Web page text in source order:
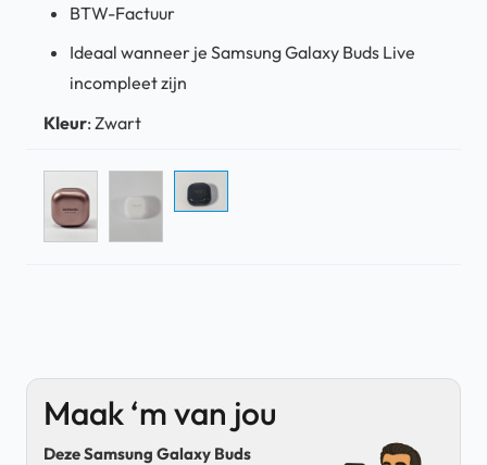
BTW-Factuur
Ideaal wanneer je Samsung Galaxy Buds Live
incompleet zijn
Kleur: Zwart
Maak ‘m van jou
Deze Samsung Galaxy Buds